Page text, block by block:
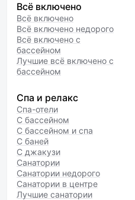
Всё включено
Всё включено
Всё включено недорого
Всё включено с
бассейном
Лучшие всё включено с
бассейном
Спа и релакс
Спа-отели
С бассейном
С бассейном и спа
С баней
С джакузи
Санатории
Санатории недорого
Санатории в центре
Лучшие санатории